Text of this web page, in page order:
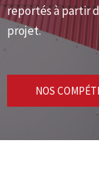
reportés à partir
projet.
NOS